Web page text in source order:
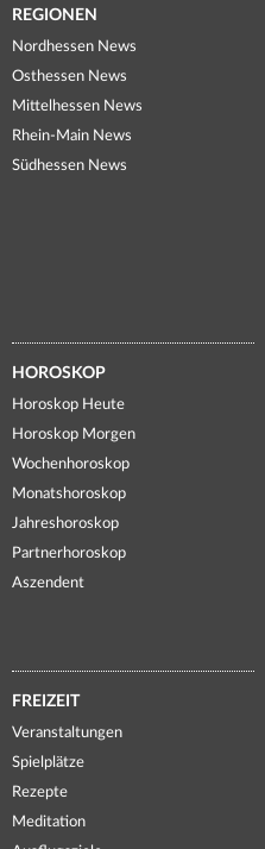
REGIONEN
Nordhessen News
Osthessen News
Mittelhessen News
Rhein-Main News
Südhessen News
HOROSKOP
Horoskop Heute
Horoskop Morgen
Wochenhoroskop
Monatshoroskop
Jahreshoroskop
Partnerhoroskop
Aszendent
FREIZEIT
Veranstaltungen
Spielplätze
Rezepte
Meditation